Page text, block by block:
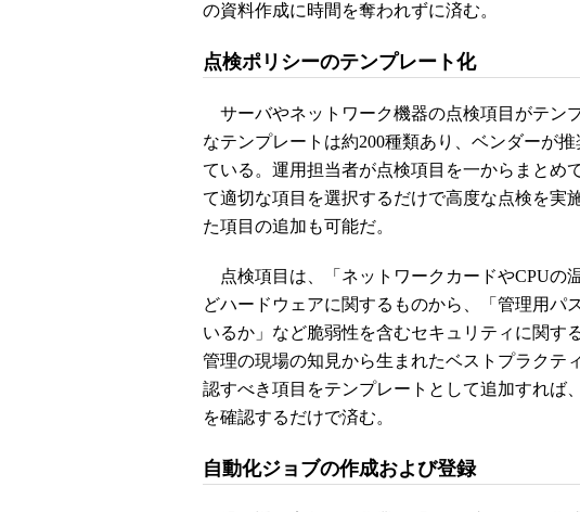
の資料作成に時間を奪われずに済む。
点検ポリシーのテンプレート化
サーバやネットワーク機器の点検項目がテン
なテンプレートは約200種類あり、ベンダーが
ている。運用担当者が点検項目を一からまとめ
て適切な項目を選択するだけで高度な点検を実
た項目の追加も可能だ。
点検項目は、「ネットワークカードやCPUの
どハードウェアに関するものから、「管理用パ
いるか」など脆弱性を含むセキュリティに関す
管理の現場の知見から生まれたベストプラクテ
認すべき項目をテンプレートとして追加すれば
を確認するだけで済む。
自動化ジョブの作成および登録